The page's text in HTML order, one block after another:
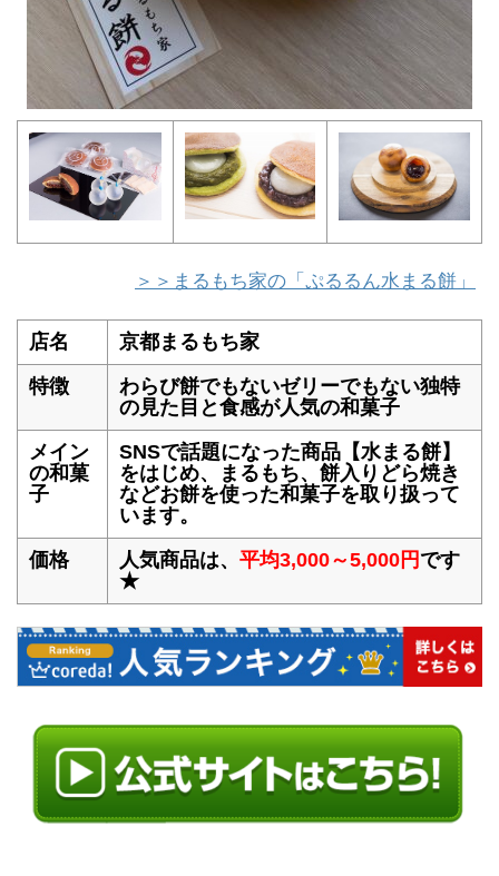
＞＞まるもち家の「ぷるるん水まる餅」
店名
京都まるもち家
特徴
わらび餅でもないゼリーでもない独特
の見た目と食感が人気の和菓子
メイン
の和菓
子
SNSで話題になった商品【水まる餅】
をはじめ、まるもち、餅入りどら焼き
などお餅を使った和菓子を取り扱って
います。
価格
人気商品は、 平均3,000～5,000円 です
★